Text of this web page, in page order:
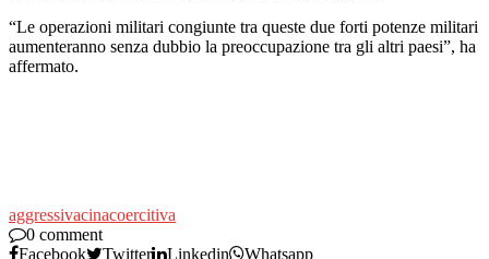
“Le operazioni militari congiunte tra queste due forti potenze militari
aumenteranno senza dubbio la preoccupazione tra gli altri paesi”, ha
affermato.
aggressivacinacoercitiva
0 comment
Facebook
Twitter Linkedin
Whatsapp